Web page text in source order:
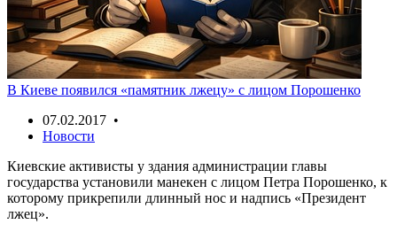
В Киеве появился «памятник лжецу» с лицом Порошенко
07.02.2017 •
Новости
Киевские активисты у здания администрации главы
государства установили манекен с лицом Петра Порошенко, к
которому прикрепили длинный нос и надпись «Президент
лжец».